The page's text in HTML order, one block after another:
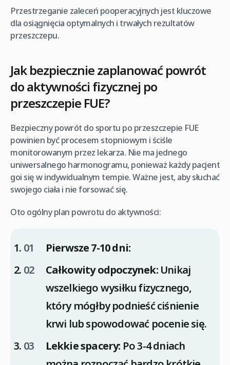
Przestrzeganie zaleceń pooperacyjnych jest kluczowe
dla osiągnięcia optymalnych i trwałych rezultatów
przeszczepu.
Jak bezpiecznie zaplanować powrót
do aktywności fizycznej po
przeszczepie FUE?
Bezpieczny powrót do sportu po przeszczepie FUE
powinien być procesem stopniowym i ściśle
monitorowanym przez lekarza. Nie ma jednego
uniwersalnego harmonogramu, ponieważ każdy pacjent
goi się w indywidualnym tempie. Ważne jest, aby słuchać
swojego ciała i nie forsować się.
Oto ogólny plan powrotu do aktywności:
Pierwsze 7-10 dni:
Całkowity odpoczynek:Unikaj
wszelkiego wysiłku fizycznego,
który mógłby podnieść ciśnienie
krwi lub spowodować pocenie się.
Lekkie spacery: Po 3-4 dniach